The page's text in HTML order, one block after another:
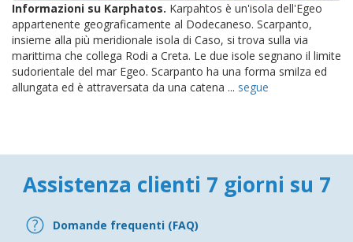
Informazioni su Karphatos. Karpahtos è un'isola dell'Egeo
appartenente geograficamente al Dodecaneso. Scarpanto,
insieme alla più meridionale isola di Caso, si trova sulla via
marittima che collega Rodi a Creta. Le due isole segnano il limite
sudorientale del mar Egeo. Scarpanto ha una forma smilza ed
allungata ed è attraversata da una catena ... segue
Assistenza clienti 7 giorni su 7
Domande frequenti (FAQ)